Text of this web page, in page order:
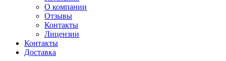
О компании
Отзывы
Контакты
Лицензии
Контакты
Доставка